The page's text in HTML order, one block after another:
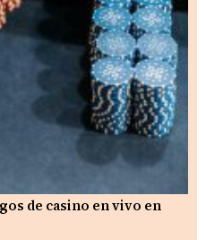
de casino en vivo en